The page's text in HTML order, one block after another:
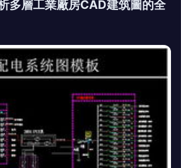
多層工業廠房CAD建筑圖的全